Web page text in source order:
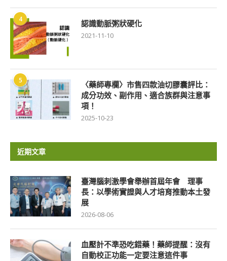
4 認識動脈粥狀硬化
2021-11-10
5
〈藥師專欄〉市售四款油切膠囊評比：
成分功效、副作用、適合族群與注意事
項！
2025-10-23
近期文章
臺灣腦刺激學會舉辦首屆年會 理事
長：以學術實證與人才培育推動本土發
展
2026-08-06
血壓計不準恐吃錯藥！藥師提醒：沒有
自動校正功能一定要注意這件事